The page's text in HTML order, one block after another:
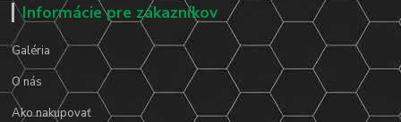
Informácie pre zákazníkov
Galéria
O nás
Ako nakupovať